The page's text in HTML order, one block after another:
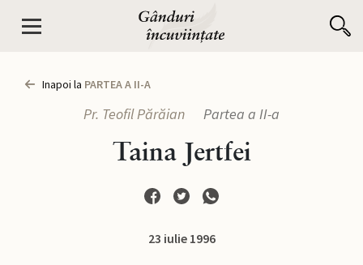
Inapoi la PARTEA A II-A
Pr. Teofil Părăian Partea a II-a
Taina Jertfei
23 iulie 1996